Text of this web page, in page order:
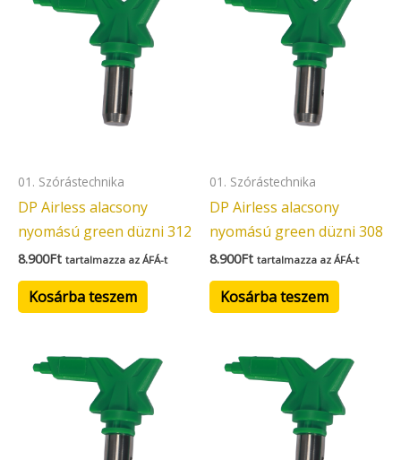
01. Szórástechnika
DP Airless alacsony
nyomású green düzni 312
8.900Ft tartalmazza az ÁFÁ-t
Kosárba teszem
01. Szórástechnika
DP Airless alacsony
nyomású green düzni 308
8.900Ft tartalmazza az ÁFÁ-t
Kosárba teszem